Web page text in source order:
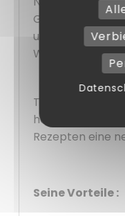
Größe von
50 ml
und
Wahl für
Testen Sie dieses
heute und
Rezepten eine
Seine Vorteile :